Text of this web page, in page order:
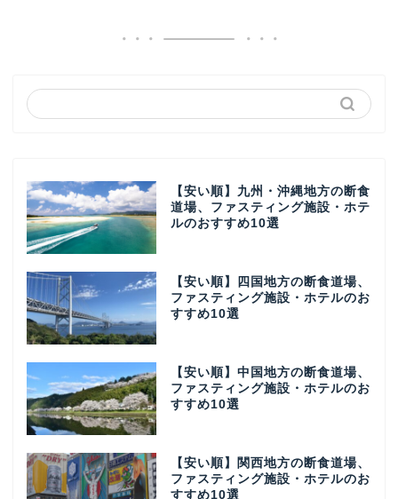
【安い順】九州・沖縄地方の断食
道場、ファスティング施設・ホテ
ルのおすすめ10選
【安い順】四国地方の断食道場、
ファスティング施設・ホテルのお
すすめ10選
【安い順】中国地方の断食道場、
ファスティング施設・ホテルのお
すすめ10選
【安い順】関西地方の断食道場、
ファスティング施設・ホテルのお
すすめ10選